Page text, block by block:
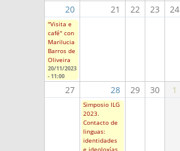
20 21 22 23 24
"Visita e
café" con
Marilucia
Barros de
Oliveira
20/11/2023
- 11:00
27 28 29 30 1
Simposio ILG
2023.
Contacto de
linguas:
identidades
e ideoloxías